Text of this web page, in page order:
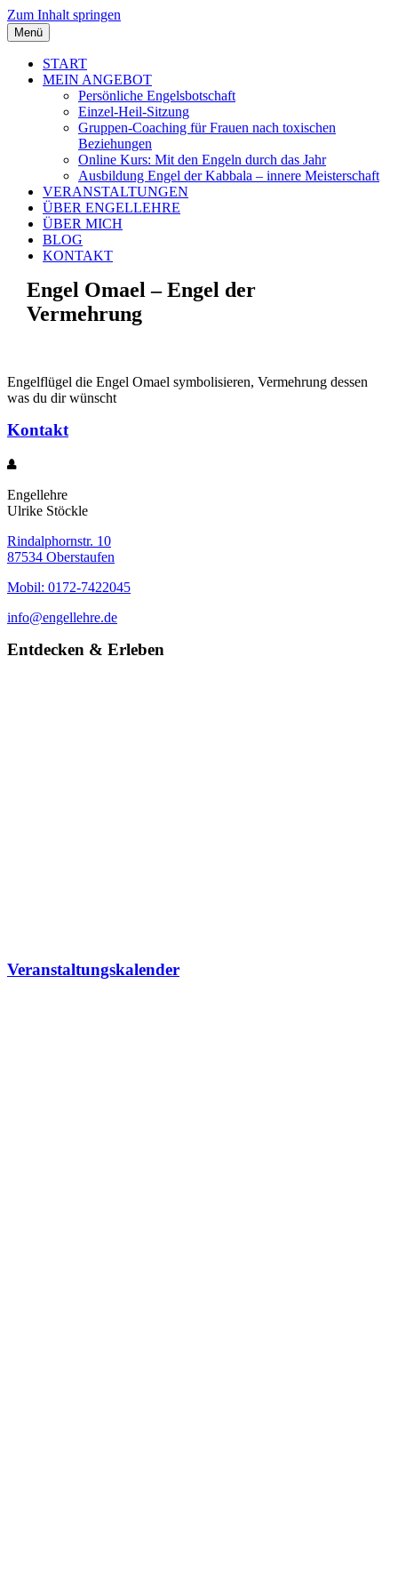
Zum Inhalt springen
Menü
START
MEIN ANGEBOT
Persönliche Engelsbotschaft
Einzel-Heil-Sitzung
Gruppen-Coaching für Frauen nach toxischen
Beziehungen
Online Kurs: Mit den Engeln durch das Jahr
Ausbildung Engel der Kabbala – innere Meisterschaft
VERANSTALTUNGEN
ÜBER ENGELLEHRE
ÜBER MICH
BLOG
KONTAKT
Engel Omael – Engel der
Vermehrung
Engelflügel die Engel Omael symbolisieren, Vermehrung dessen
was du dir wünscht
Kontakt
Engellehre
Ulrike Stöckle
Rindalphornstr. 10
87534 Oberstaufen
Mobil: 0172-7422045
info@engellehre.de
Entdecken & Erleben
Veranstaltungskalender